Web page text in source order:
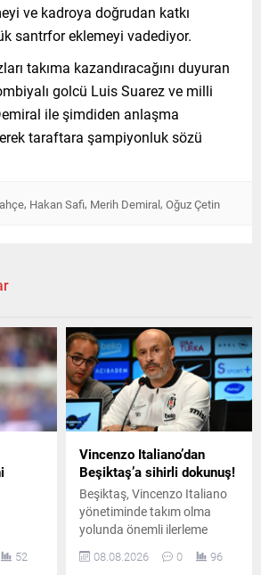
ve kadroya doğrudan katkı
santrfor eklemeyi vadediyor.
takıma kazandıracağını duyuran
golcü Luis Suarez ve milli
ile şimdiden anlaşma
taraftara şampiyonluk sözü
, Hakan Safi, Merih Demiral, Oğuz Çetin
52
Vincenzo Italiano’dan
Beşiktaş’a sihirli dokunuş!
Beşiktaş, Vincenzo Italiano
yönetiminde takım olma
yolunda önemli ilerleme
kaydetti. Savunma anlayışı,
Nübel’in disiplini, Salih
08.08.2026 0 96